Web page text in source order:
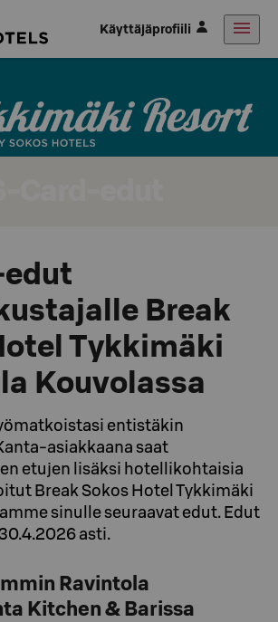
Käyttäjäprofiili
Break
Tykkimäki
Kouvolassa
entistäkin
asiakkaana saat
etujen lisäksi hotellikohtaisia
Break Sokos Hotel Tykkimäki
sinulle seuraavat edut. Edut
asti.
Ravintola
Kitchen & Barissa